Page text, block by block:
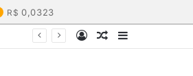
0,0323
Barra
Artigo
Entrar